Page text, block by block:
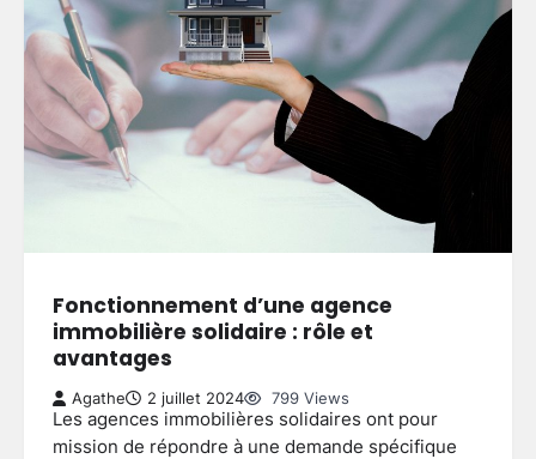
Fonctionnement d’une agence
immobilière solidaire : rôle et
avantages
Agathe 2 juillet 2024 799 Views
Les agences immobilières solidaires ont pour
mission de répondre à une demande spécifique